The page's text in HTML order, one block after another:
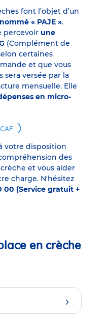
font l’objet d’un
« PAJE ».
percevoir une
(Complément de
certaines
et que vous
sera versée par la
mensuelle. Elle
en micro-
votre disposition
des
et vous aider
charge. N'hésitez
00 (Service gratuit +
en crèche